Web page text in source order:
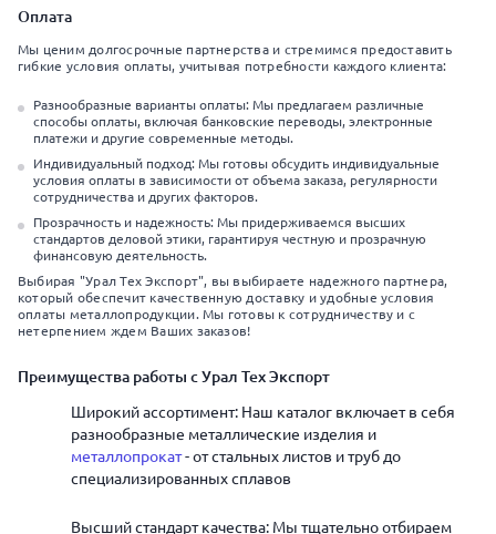
Оплата
Мы ценим долгосрочные партнерства и стремимся предоставить
гибкие условия оплаты, учитывая потребности каждого клиента:
Разнообразные варианты оплаты: Мы предлагаем различные
способы оплаты, включая банковские переводы, электронные
платежи и другие современные методы.
Индивидуальный подход: Мы готовы обсудить индивидуальные
условия оплаты в зависимости от объема заказа, регулярности
сотрудничества и других факторов.
Прозрачность и надежность: Мы придерживаемся высших
стандартов деловой этики, гарантируя честную и прозрачную
финансовую деятельность.
Выбирая "Урал Тех Экспорт", вы выбираете надежного партнера,
который обеспечит качественную доставку и удобные условия
оплаты металлопродукции. Мы готовы к сотрудничеству и с
нетерпением ждем Ваших заказов!
Преимущества работы с Урал Тех Экспорт
Широкий ассортимент: Наш каталог включает в себя
разнообразные металлические изделия и
металлопрокат- от стальных листов и труб до
специализированных сплавов
Высший стандарт качества: Мы тщательно отбираем